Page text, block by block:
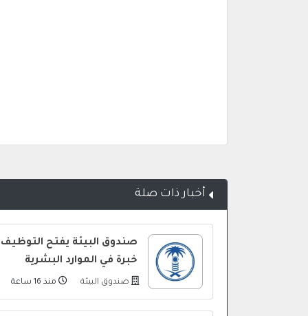
أخبار ذات صلة
صندوق البيئة يفتح
خبرة في الموارد البشرية
صندوق البيئة منذ 16 ساعة